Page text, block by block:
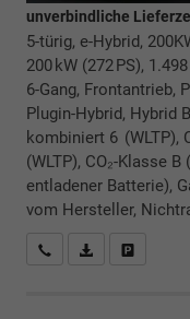
unverbindliche
5-türig, e-Hybrid,
200 kW (272 PS),
6-Gang, Frontantrieb,
Plugin-Hybrid, Hybrid
kombiniert 6 (WLTP),
(WLTP), CO₂-Klasse
entladener Batterie),
vom Hersteller,
Rückrufbitte absenden
PDF-Datei,